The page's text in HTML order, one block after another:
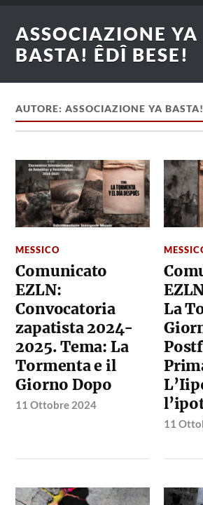
ASSOCIAZIONE YA
BASTA! ÊDÎ BESE!
AUTORE:ASSOCIAZIONE YA
MESSICO
Comunicato
EZLN:
Convocatoria
zapatista 2024-
2025. Tema: La
Tormenta e il
Giorno Dopo
11 Ottobre 2024
La
11